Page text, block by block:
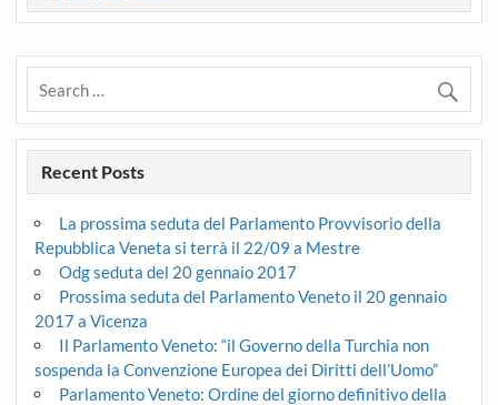
Recent Posts
La prossima seduta del Parlamento Provvisorio della
Repubblica Veneta si terrà il 22/09 a Mestre
Odg seduta del 20 gennaio 2017
Prossima seduta del Parlamento Veneto il 20 gennaio
2017 a Vicenza
Il Parlamento Veneto: “il Governo della Turchia non
sospenda la Convenzione Europea dei Diritti dell’Uomo”
Parlamento Veneto: Ordine del giorno definitivo della